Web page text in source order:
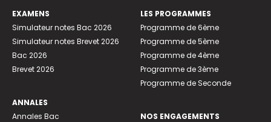
EXAMENS
Simulateur notes Bac 2026
Simulateur notes Brevet 2026
Bac 2026
Brevet 2026
ANNALES
Annales Bac
LES PROGRAMMES
Programme de 6ème
Programme de 5ème
Programme de 4ème
Programme de 3ème
Programme de Seconde
NOS ENGAGEMENTS